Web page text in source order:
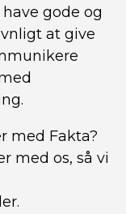
gode og
at give
med Fakta?
med os, så vi